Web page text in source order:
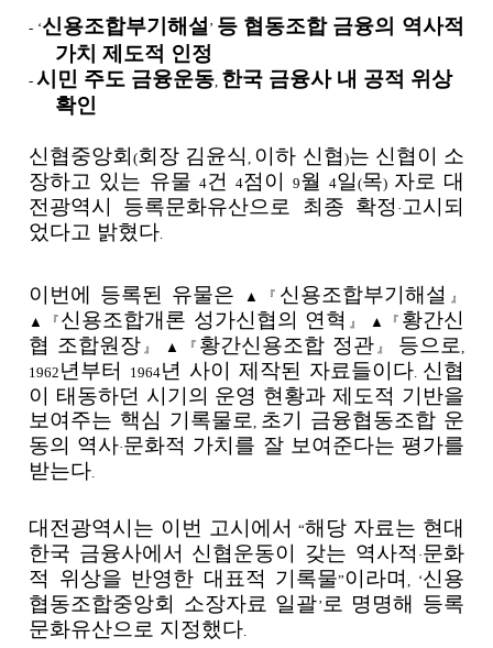
- ‘신용조합부기해설 ’ 등 협동조합 금융의 역사적
가치 제도적 인정
-시민 주도 금융운동, 한국 금융사 내 공적 위상
확인
신협중앙회(회장 김윤식 , 이하 신협 )는 신협이 소
장하고 있는 유물 4건4점이9월4일(목) 자로 대
전광역시 등록문화유산으로 최종 확정 · 고시되
었다고 밝혔다.
이번에 등록된 유물은 ▲『 신용조합부기해설 』
▲『 신용조합개론 성가신협의 연혁 』 ▲『 황간신
협 조합원장 』 ▲『 황간신용조합 정관』 등으로,
1962 년부터 1964년 사이 제작된 자료들이다. 신협
이 태동하던 시기의 운영 현황과 제도적 기반을
보여주는 핵심 기록물로, 초기 금융협동조합 운
동의 역사·문화적 가치를 잘 보여준다는 평가를
받는다.
대전광역시는 이번 고시에서“해당 자료는 현대
한국 금융사에서 신협운동이 갖는 역사적 ·문화
적 위상을 반영한 대표적 기록물”이라며, ‘신용
협동조합중앙회 소장자료 일괄’로 명명해 등록
문화유산으로 지정했다.